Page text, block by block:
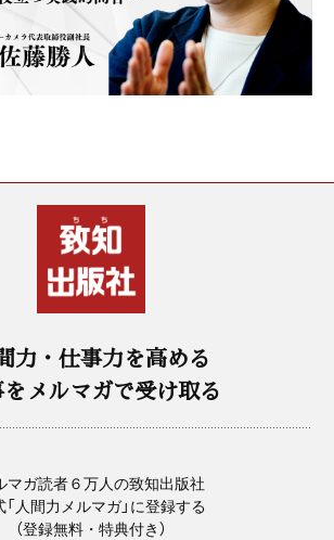
力・仕事力を高める
メルマガで受け取る
マガ読者６万人の致知出版社
「人間力メルマガ」に登録する
（登録無料・特典付き）